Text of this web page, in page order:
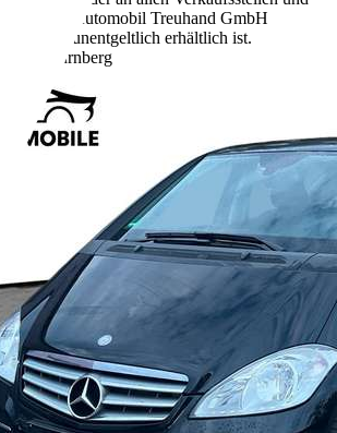
Deutschen Automobil Treuhand GmbH
unentgeltlich erhältlich ist.
90441 Nürnberg